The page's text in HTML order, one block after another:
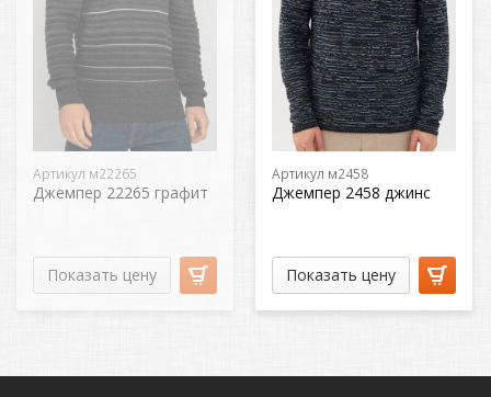
Артикул м22265
Джемпер 22265 графит
Показать цену
Артикул м2458
Джемпер 2458 джинс
Показать цену